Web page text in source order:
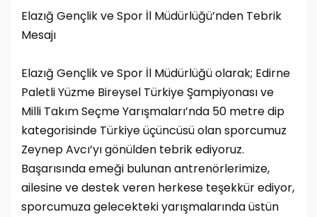
Elazığ Gençlik ve Spor İl Müdürlüğü’nden Tebrik
Mesajı
Elazığ Gençlik ve Spor İl Müdürlüğü olarak; Edirne
Paletli Yüzme Bireysel Türkiye Şampiyonası ve
Milli Takım Seçme Yarışmaları’nda 50 metre dip
kategorisinde Türkiye üçüncüsü olan sporcumuz
Zeynep Avcı’yı gönülden tebrik ediyoruz.
Başarısında emeği bulunan antrenörlerimize,
ailesine ve destek veren herkese teşekkür ediyor,
sporcumuza gelecekteki yarışmalarında üstün